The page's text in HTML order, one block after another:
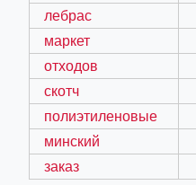
лебрас
маркет
отходов
скотч
полиэтиленовые
минский
заказ